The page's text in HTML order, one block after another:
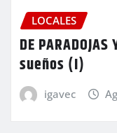
LOCALES
DE
sueños (I)
igavec